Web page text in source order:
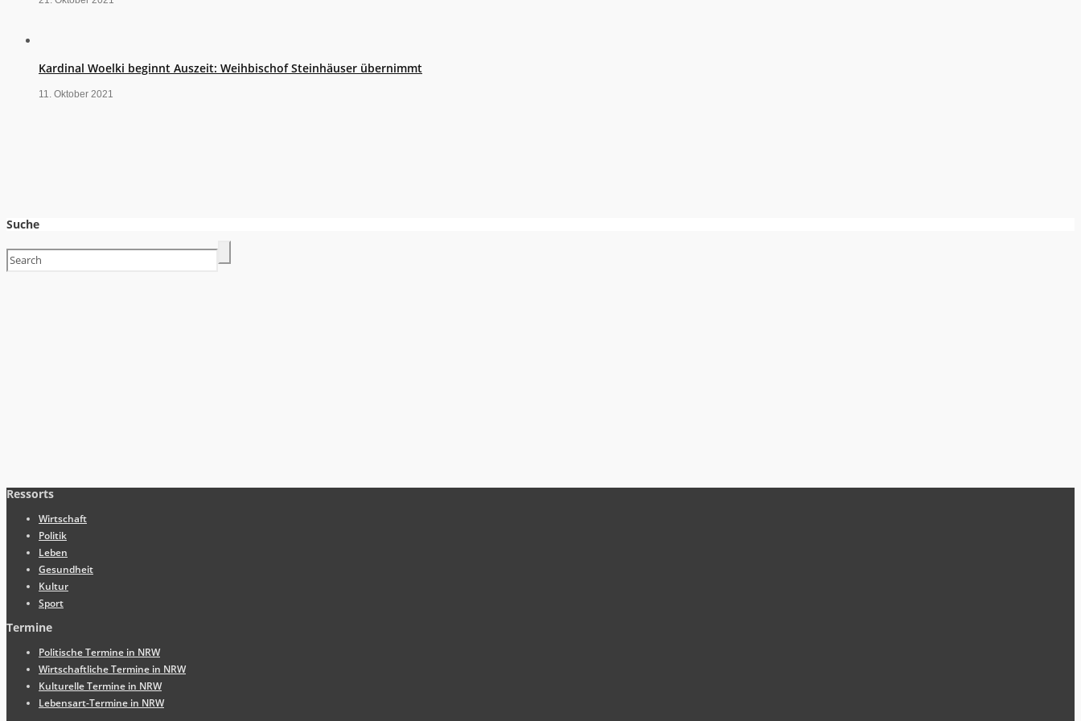
Kardinal Woelki beginnt Auszeit: Weihbischof Steinhäuser übernimmt
11. Oktober 2021
Suche
Ressorts
Wirtschaft
Politik
Leben
Gesundheit
Kultur
Sport
Termine
Politische Termine in NRW
Wirtschaftliche Termine in NRW
Kulturelle Termine in NRW
Lebensart-Termine in NRW